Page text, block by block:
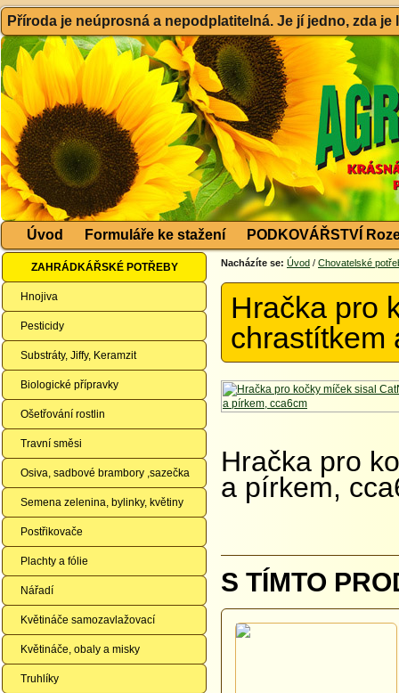
Příroda je neúprosná a nepodplatitelná. Je jí jedno, zda
Úvod Formuláře ke stažení PODKOVÁŘSTVÍ
ZAHRÁDKÁŘSKÉ POTŘEBY
Hnojiva
Pesticidy
Substráty, Jiffy, Keramzit
Biologické přípravky
Ošetřování rostlin
Travní směsi
Osiva, sadbové brambory ,sazečka
Semena zelenina, bylinky, květiny
Postřikovače
Plachty a fólie
Nářadí
Květináče samozavlažovací
Květináče, obaly a misky
Truhlíky
Nacházíte se: Úvod / Chovatelské
Hračka pro
chrastítkem
Hračka pro
a pírkem,
S TÍMTO